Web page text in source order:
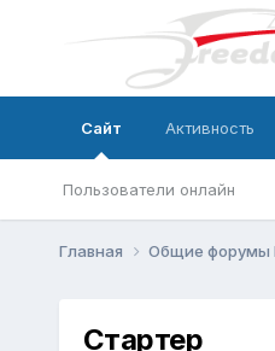
Сайт
Пользователи онлайн
Активность
Главная Общие форумы
Стартер